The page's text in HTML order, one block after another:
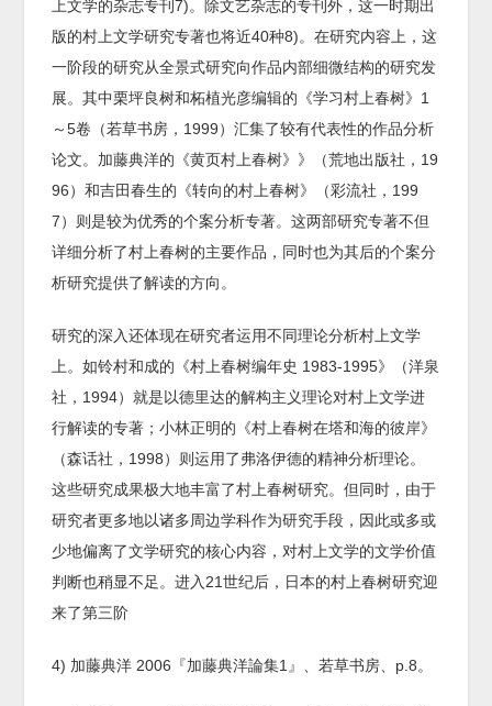
上文学的杂志专刊7)。除文艺杂志的专刊外，这一时期出
版的村上文学研究专著也将近40种8)。在研究内容上，这
一阶段的研究从全景式研究向作品内部细微结构的研究发
展。其中栗坪良树和柘植光彦编辑的《学习村上春树》1
～5卷（若草书房，1999）汇集了较有代表性的作品分析
论文。加藤典洋的《黄页村上春树》》（荒地出版社，19
96）和吉田春生的《转向的村上春树》（彩流社，199
7）则是较为优秀的个案分析专著。这两部研究专著不但
详细分析了村上春树的主要作品，同时也为其后的个案分
析研究提供了解读的方向。
研究的深入还体现在研究者运用不同理论分析村上文学
上。如铃村和成的《村上春树编年史 1983-1995》（洋泉
社，1994）就是以德里达的解构主义理论对村上文学进
行解读的专著；小林正明的《村上春树在塔和海的彼岸》
（森话社，1998）则运用了弗洛伊德的精神分析理论。
这些研究成果极大地丰富了村上春树研究。但同时，由于
研究者更多地以诸多周边学科作为研究手段，因此或多或
少地偏离了文学研究的核心内容，对村上文学的文学价值
判断也稍显不足。进入21世纪后，日本的村上春树研究迎
来了第三阶
4) 加藤典洋 2006『加藤典洋論集1』、若草书房、p.8。